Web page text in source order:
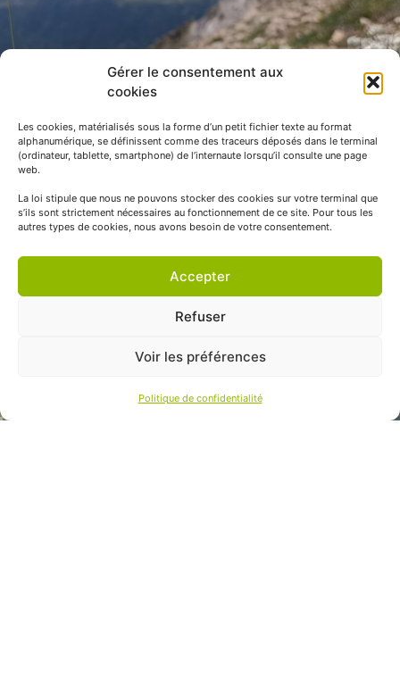
Gérer le consentement aux
cookies
Les cookies, matérialisés sous la forme d’un petit fichier texte au format
alphanumérique, se définissent comme des traceurs déposés dans le terminal
(ordinateur, tablette, smartphone) de l’internaute lorsqu’il consulte une page
web.
La loi stipule que nous ne pouvons stocker des cookies sur votre terminal que
s’ils sont strictement nécessaires au fonctionnement de ce site. Pour tous les
autres types de cookies, nous avons besoin de votre consentement.
Accepter
Refuser
Voir les préférences
Politique de confidentialité